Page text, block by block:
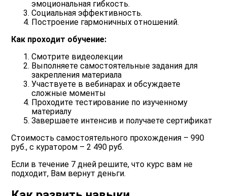
эмоциональная гибкость.
Социальная эффективность.
Построение гармоничных отношений.
Как проходит обучение:
Смотрите видеолекции
Выполняете самостоятельные задания для
закрепления материала
Участвуете в вебинарах и обсуждаете
сложные моменты
Проходите тестирование по изученному
материалу
Завершаете интенсив и получаете сертификат
Стоимость самостоятельного прохождения – 990
руб., с куратором – 2 490 руб.
Если в течение 7 дней решите, что курс вам не
подходит, Вам вернут деньги.